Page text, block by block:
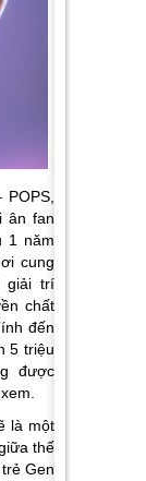
ân fan
1 năm
cung
giải trí
chất
đến
5 triệu
được
là một
thế
Gen